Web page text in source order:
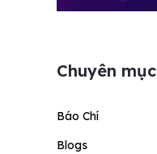
Chuyên mục
Báo Chí
Blogs